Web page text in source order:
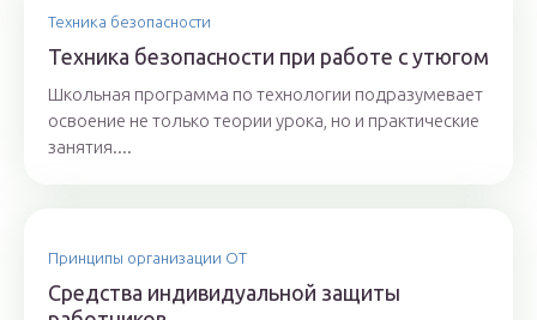
Техника безопасности
Техника безопасности при работе с утюгом
Школьная программа по технологии подразумевает
освоение не только теории урока, но и практические
занятия....
Принципы организации ОТ
Средства индивидуальной защиты